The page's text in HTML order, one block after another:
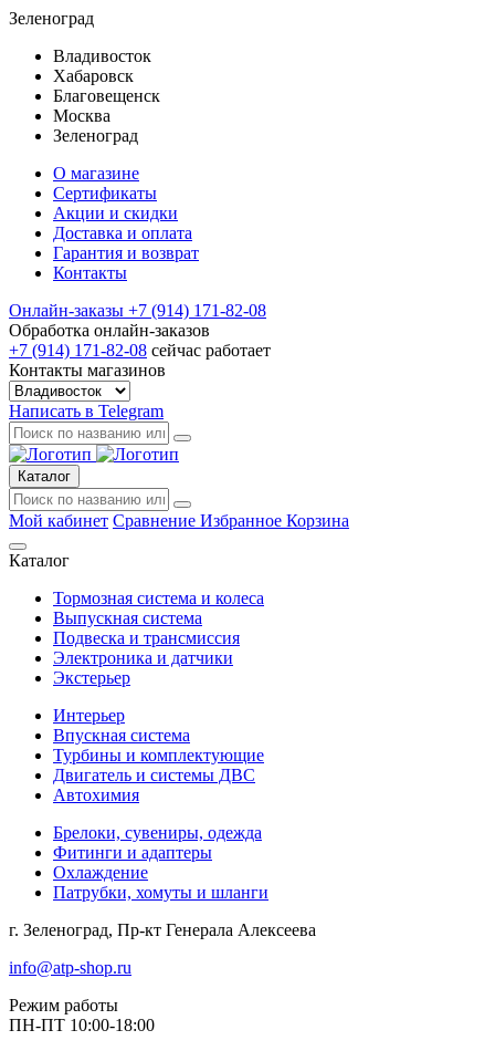
Зеленоград
Владивосток
Хабаровск
Благовещенск
Москва
Зеленоград
О магазине
Сертификаты
Акции и скидки
Доставка и оплата
Гарантия и возврат
Контакты
Онлайн-заказы +7 (914) 171-82-08
Обработка онлайн-заказов
+7 (914) 171-82-08 сейчас работает
Контакты магазинов
Написать в Telegram
Каталог
Мой кабинет Сравнение Избранное Корзина
Каталог
Тормозная система и колеса
Выпускная система
Подвеска и трансмиссия
Электроника и датчики
Экстерьер
Интерьер
Впускная система
Турбины и комплектующие
Двигатель и системы ДВС
Автохимия
Брелоки, сувениры, одежда
Фитинги и адаптеры
Охлаждение
Патрубки, хомуты и шланги
г. Зеленоград, Пр-кт Генерала Алексеева
info@atp-shop.ru
Режим работы
ПН-ПТ 10:00-18:00